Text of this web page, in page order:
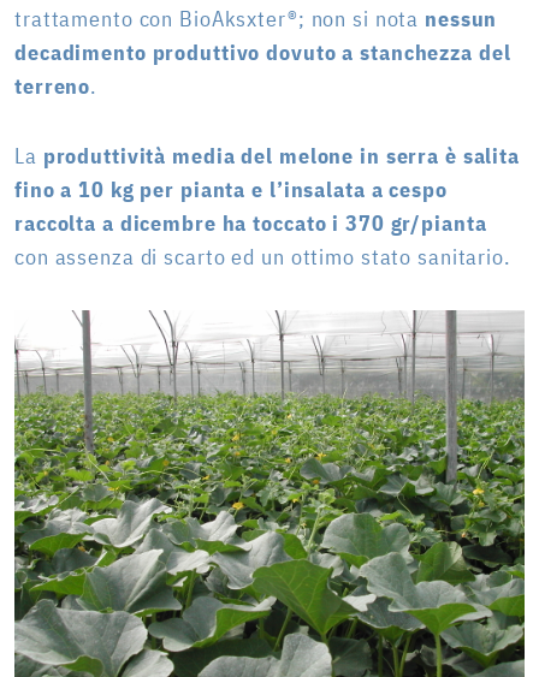
trattamento con BioAksxter®; non si nota nessun
decadimento produttivo dovuto a stanchezza del
terreno.
La produttività media del melone in serra è salita
fino a 10 kg per pianta e l’insalata a cespo
raccolta a dicembre ha toccato i 370 gr/pianta
con assenza di scarto ed un ottimo stato sanitario.